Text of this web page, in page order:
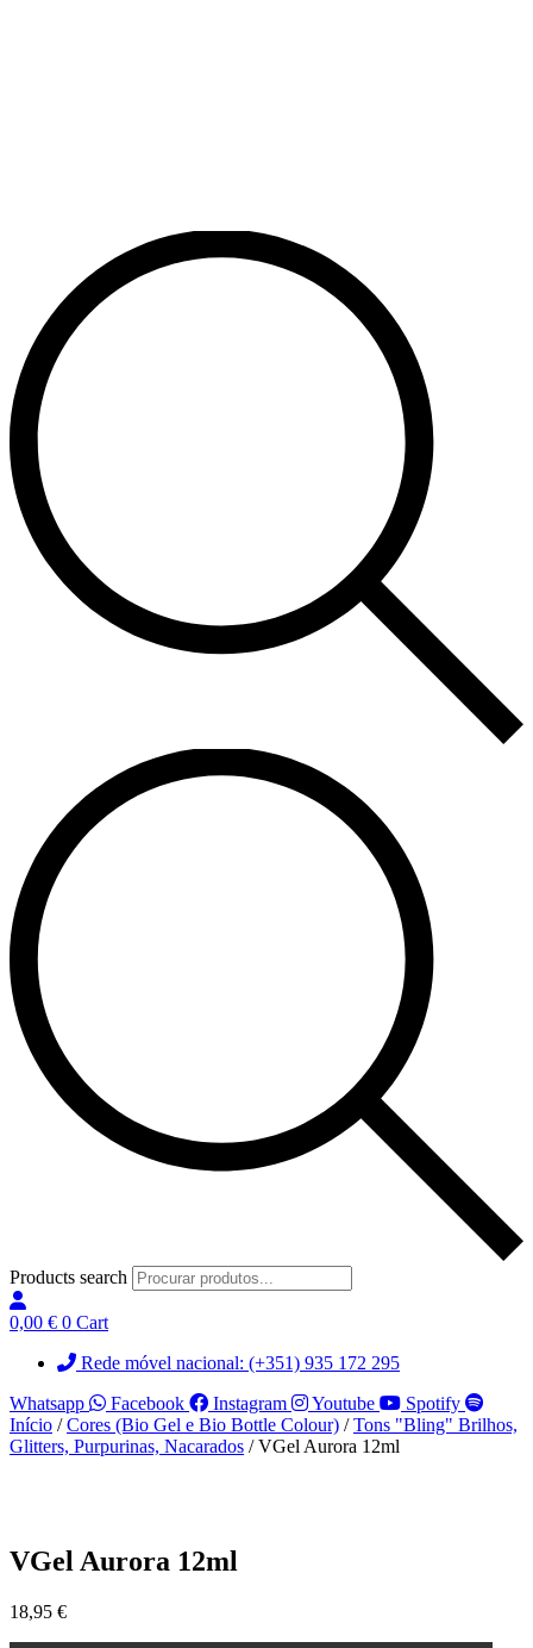
Products search
0,00 € 0 Cart
Rede móvel nacional: (+351) 935 172 295
Whatsapp
Facebook Instagram Youtube
Spotify
Início /Cores (Bio Gel e Bio Bottle Colour) /Tons "Bling" Brilhos,
Glitters, Purpurinas, Nacarados / VGel Aurora 12ml
VGel Aurora 12ml
18,95 €